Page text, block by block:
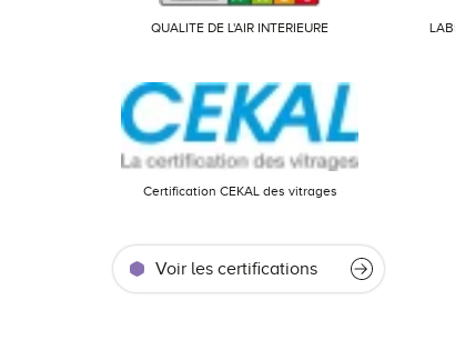
QUALITE DE L'AIR INTERIEURE
Certification CEKAL des vitrages
Voir les certifications